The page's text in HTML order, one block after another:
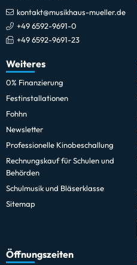
kontakt@musikhaus-mueller.de
+49 6592-9691-0
+49 6592-9691-23
Weiteres
0% Finanzierung
Festinstallationen
Fohhn
Newsletter
Professionelle Kinobeschallung
Rechnungskauf für Schulen und
Behörden
Schulmusik und Bläserklasse
Sitemap
Öffnungszeiten